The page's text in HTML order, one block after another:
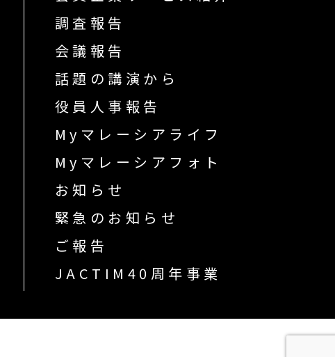
調査報告
会議報告
話題の講演から
役員人事報告
Myマレーシアライフ
Myマレーシアフォト
お知らせ
緊急のお知らせ
ご報告
JACTIM40周年事業